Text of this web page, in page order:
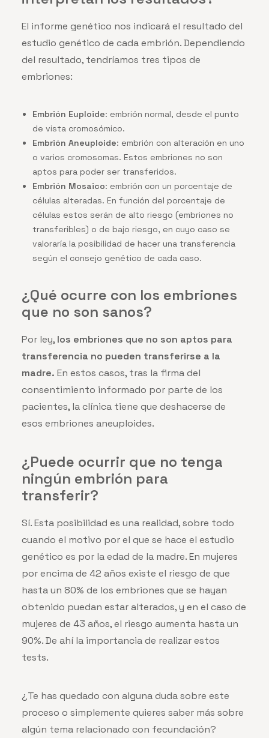
El informe genético nos indicará el resultado del
estudio genético de cada embrión. Dependiendo
del resultado, tendríamos tres tipos de
embriones:
Embrión Euploide: embrión normal, desde el punto
de vista cromosómico.
Embrión Aneuploide: embrión con alteración en uno
o varios cromosomas. Estos embriones no son
aptos para poder ser transferidos.
Embrión Mosaico: embrión con un porcentaje de
células alteradas. En función del porcentaje de
células estos serán de alto riesgo (embriones no
transferibles) o de bajo riesgo, en cuyo caso se
valoraría la posibilidad de hacer una transferencia
según el consejo genético de cada caso.
¿Qué ocurre con los embriones
que no son sanos?
Por ley, los embriones que no son aptos para
transferencia no pueden transferirse a la
madre. En estos casos, tras la firma del
consentimiento informado por parte de los
pacientes, la clínica tiene que deshacerse de
esos embriones aneuploides.
¿Puede ocurrir que no tenga
ningún embrión para
transferir?
Sí. Esta posibilidad es una realidad, sobre todo
cuando el motivo por el que se hace el estudio
genético es por la edad de la madre. En mujeres
por encima de 42 años existe el riesgo de que
hasta un 80% de los embriones que se hayan
obtenido puedan estar alterados, y en el caso de
mujeres de 43 años, el riesgo aumenta hasta un
90%. De ahí la importancia de realizar estos
tests.
¿Te has quedado con alguna duda sobre este
proceso o simplemente quieres saber más sobre
algún tema relacionado con fecundación?